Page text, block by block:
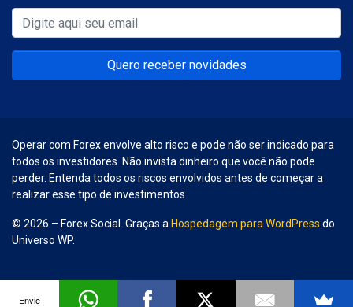
Quero receber novidades
Operar com Forex envolve alto risco e pode não ser indicado para
todos os investidores. Não invista dinheiro que você não pode
perder. Entenda todos os riscos envolvidos antes de começar a
realizar esse tipo de investimentos.
© 2026 – Forex Social. Graças a Hospedagem para WordPress do
Universo WP.
Envie